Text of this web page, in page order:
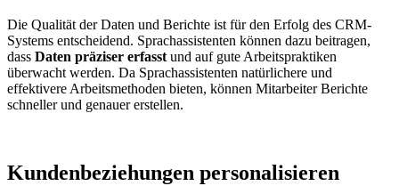
Die Qualität der Daten und Berichte ist für den Erfolg des CRM-
Systems entscheidend. Sprachassistenten können dazu beitragen,
dass Daten präziser erfasst und auf gute Arbeitspraktiken
überwacht werden. Da Sprachassistenten natürlichere und
effektivere Arbeitsmethoden bieten, können Mitarbeiter Berichte
schneller und genauer erstellen.
Kundenbeziehungen personalisieren